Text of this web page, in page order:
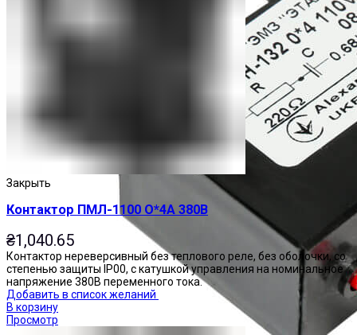
Закрыть
Контактор ПМЛ-1100 О*4А 380В
₴1,040.65
Контактор нереверсивный без теплового реле, без оболочки, со
степенью защиты IP00, с катушкой управления на номинальное
напряжение 380В переменного тока.
Добавить в список желаний
В корзину
Просмотр